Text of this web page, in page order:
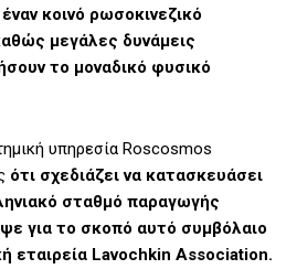
κοινό ρωσοκινεζικό
μεγάλες δυνάμεις
το μοναδικό φυσικό
υπηρεσία Roscosmos
ότι σχεδιάζει να κατασκευάσει
σταθμό παραγωγής
για το σκοπό αυτό συμβόλαιο
εταιρεία Lavochkin Association.